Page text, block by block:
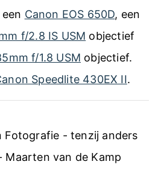
i
d
i
n
g
n
e
Canon EOS 650D, een
f/2.8 IS USM objectief
f/1.8 USM objectief.
Speedlite 430EX II.
- tenzij anders
Maarten van de Kamp